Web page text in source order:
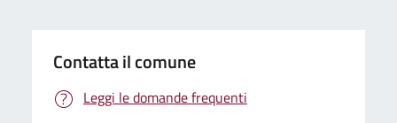
Contatta il comune
Leggi le domande frequenti